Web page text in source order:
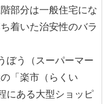
部分は一般住宅にな
着いた治安性のバラ
ぼう（スーパーマー
「楽市（らくい
にある大型ショッピ